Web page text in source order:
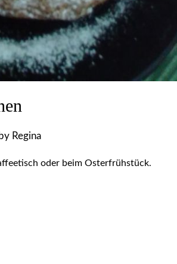
by Regina
oder beim Osterfrühstück.